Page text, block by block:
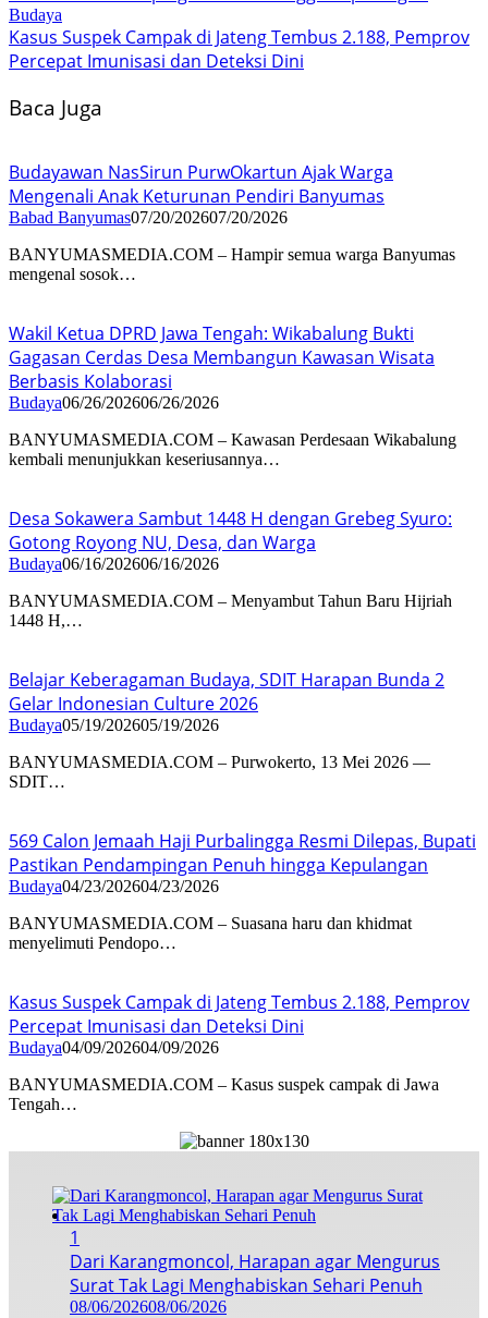
Budaya
Kasus Suspek Campak di Jateng Tembus 2.188, Pemprov
Percepat Imunisasi dan Deteksi Dini
Baca Juga
Budayawan NasSirun PurwOkartun Ajak Warga
Mengenali Anak Keturunan Pendiri Banyumas
Babad Banyumas07/20/202607/20/2026
BANYUMASMEDIA.COM – Hampir semua warga Banyumas
mengenal sosok…
Wakil Ketua DPRD Jawa Tengah: Wikabalung Bukti
Gagasan Cerdas Desa Membangun Kawasan Wisata
Berbasis Kolaborasi
Budaya06/26/202606/26/2026
BANYUMASMEDIA.COM – Kawasan Perdesaan Wikabalung
kembali menunjukkan keseriusannya…
Desa Sokawera Sambut 1448 H dengan Grebeg Syuro:
Gotong Royong NU, Desa, dan Warga
Budaya06/16/202606/16/2026
BANYUMASMEDIA.COM – Menyambut Tahun Baru Hijriah
1448 H,…
Belajar Keberagaman Budaya, SDIT Harapan Bunda 2
Gelar Indonesian Culture 2026
Budaya05/19/202605/19/2026
BANYUMASMEDIA.COM – Purwokerto, 13 Mei 2026 —
SDIT…
569 Calon Jemaah Haji Purbalingga Resmi Dilepas, Bupati
Pastikan Pendampingan Penuh hingga Kepulangan
Budaya04/23/202604/23/2026
BANYUMASMEDIA.COM – Suasana haru dan khidmat
menyelimuti Pendopo…
Kasus Suspek Campak di Jateng Tembus 2.188, Pemprov
Percepat Imunisasi dan Deteksi Dini
Budaya04/09/202604/09/2026
BANYUMASMEDIA.COM – Kasus suspek campak di Jawa
Tengah…
1
Dari Karangmoncol, Harapan agar Mengurus
Surat Tak Lagi Menghabiskan Sehari Penuh
08/06/202608/06/2026